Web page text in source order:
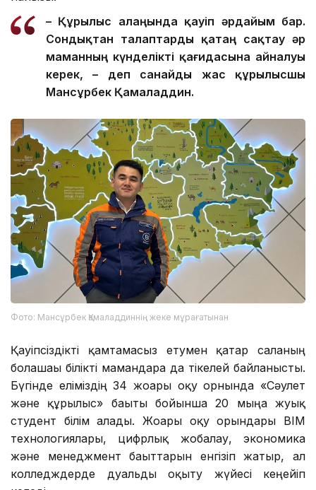
– Құрылыс алаңында қауіп әрдайым бар.
Сондықтан талаптарды қатаң сақтау әр
маманның күнделікті қағидасына айналуы
керек, – деп санайды жас құрылысшы
Мансұрбек Қамаладдин.
Фото: Мансұрбек Қамаладдиннің жеке мұрағатынан
Қауіпсіздікті қамтамасыз етумен қатар саланың
болашағы білікті мамандарға да тікелей байланысты.
Бүгінде еліміздің 34 жоғары оқу орнында «Сәулет
және құрылыс» бағыты бойынша 20 мыңға жуық
студент білім алады. Жоғары оқу орындары BIM
технологиялары, цифрлық жобалау, экономика
және менеджмент бағыттарын енгізіп жатыр, ал
колледждерде дуальды оқыту жүйесі кеңейіп